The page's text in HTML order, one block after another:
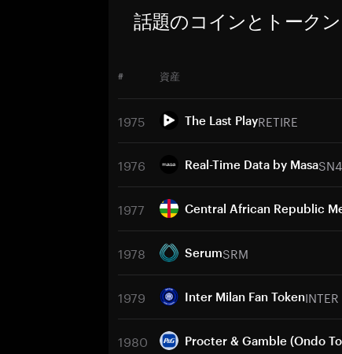
話題のコインとトークン
# 資産
1975 The Last PlayRETIRE
1976 Real-Time Data by Masa
1977 Central African Republic
1978 SerumSRM
1979 Inter Milan Fan TokenINTER
1980 Procter & Gamble (Ondo